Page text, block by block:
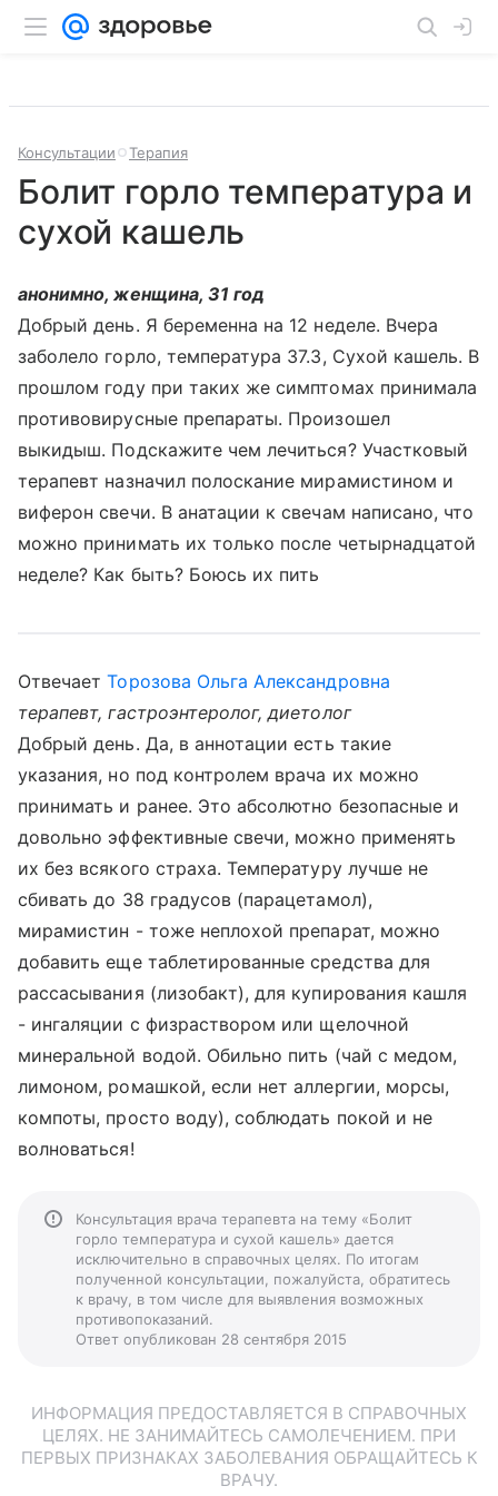
Консультации Терапия
Болит горло температура и
сухой кашель
анонимно, женщина, 31 год
Добрый день. Я беременна на 12 неделе. Вчера
заболело горло, температура 37.3, Сухой кашель. В
прошлом году при таких же симптомах принимала
противовирусные препараты. Произошел
выкидыш. Подскажите чем лечиться? Участковый
терапевт назначил полоскание мирамистином и
виферон свечи. В анатации к свечам написано, что
можно принимать их только после четырнадцатой
неделе? Как быть? Боюсь их пить
ОтвечаетТорозова Ольга Александровна
терапевт, гастроэнтеролог, диетолог
Добрый день. Да, в аннотации есть такие
указания, но под контролем врача их можно
принимать и ранее. Это абсолютно безопасные и
довольно эффективные свечи, можно применять
их без всякого страха. Температуру лучше не
сбивать до 38 градусов (парацетамол),
мирамистин - тоже неплохой препарат, можно
добавить еще таблетированные средства для
рассасывания (лизобакт), для купирования кашля
- ингаляции с физраствором или щелочной
минеральной водой. Обильно пить (чай с медом,
лимоном, ромашкой, если нет аллергии, морсы,
компоты, просто воду), соблюдать покой и не
волноваться!
Консультация врача терапевта на тему «Болит
горло температура и сухой кашель» дается
исключительно в справочных целях. По итогам
полученной консультации, пожалуйста, обратитесь
к врачу, в том числе для выявления возможных
противопоказаний.
Ответ опубликован 28 сентября 2015
ИНФОРМАЦИЯ ПРЕДОСТАВЛЯЕТСЯ В СПРАВОЧНЫХ
ЦЕЛЯХ. НЕ ЗАНИМАЙТЕСЬ САМОЛЕЧЕНИЕМ. ПРИ
ПЕРВЫХ ПРИЗНАКАХ ЗАБОЛЕВАНИЯ ОБРАЩАЙТЕСЬ К
ВРАЧУ.